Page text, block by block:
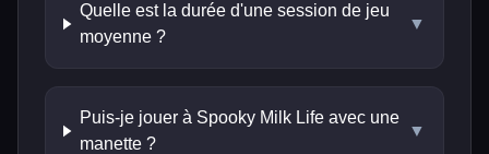
Quelle est la durée d'une session de jeu
moyenne ?
▼
Puis-je jouer à Spooky Milk Life avec une
manette ?
▼